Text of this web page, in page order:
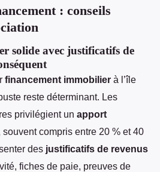
: conseils
solide avec justificatifs de
financement immobilier à l’île
reste déterminant. Les
privilégient un apport
compris entre 20 % et 40
des justificatifs de revenus
fiches de paie, preuves de